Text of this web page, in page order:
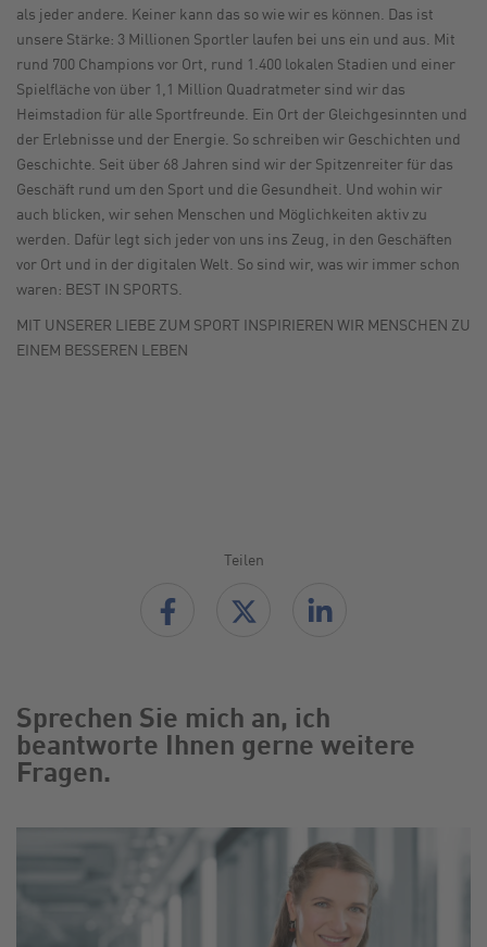
als jeder andere. Keiner kann das so wie wir es können. Das ist
unsere Stärke: 3 Millionen Sportler laufen bei uns ein und aus. Mit
rund 700 Champions vor Ort, rund 1.400 lokalen Stadien und einer
Spielfläche von über 1,1 Million Quadratmeter sind wir das
Heimstadion für alle Sportfreunde. Ein Ort der Gleichgesinnten und
der Erlebnisse und der Energie. So schreiben wir Geschichten und
Geschichte. Seit über 68 Jahren sind wir der Spitzenreiter für das
Geschäft rund um den Sport und die Gesundheit. Und wohin wir
auch blicken, wir sehen Menschen und Möglichkeiten aktiv zu
werden. Dafür legt sich jeder von uns ins Zeug, in den Geschäften
vor Ort und in der digitalen Welt. So sind wir, was wir immer schon
waren: BEST IN SPORTS.
MIT UNSERER LIEBE ZUM SPORT INSPIRIEREN WIR MENSCHEN ZU
EINEM BESSEREN LEBEN
Teilen
Sprechen Sie mich an, ich
beantworte Ihnen gerne weitere
Fragen.